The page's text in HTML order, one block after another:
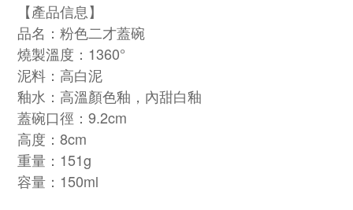
【產品信息】
品名：粉色二才蓋碗
燒製溫度：1360°
泥料：高白泥
釉水：高溫顏色釉，內甜白釉
蓋碗口徑：9.2cm
高度：8cm
重量：151g
容量：150ml